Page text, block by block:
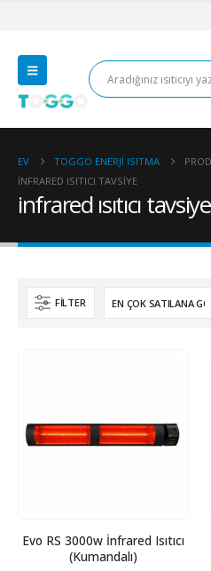
EV TOGGO ENERJI ISITMA
INFRARED ISITICI TAVSIYE
infrared ısıtıcı tavsiye
FILTER
Evo RS 3000w İnfrared Isıtıcı
(Kumandalı)